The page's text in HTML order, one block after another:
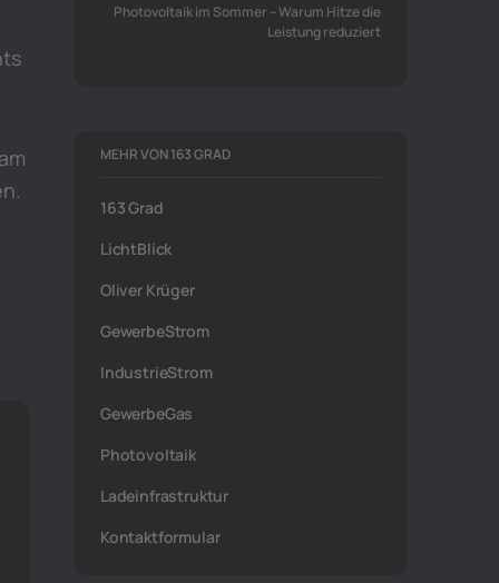
Photovoltaik im Sommer – Warum Hitze die
Leistung reduziert
MEHR VON 163 GRAD
163 Grad
LichtBlick
Oliver Krüger
GewerbeStrom
IndustrieStrom
GewerbeGas
Photovoltaik
Ladeinfrastruktur
Kontaktformular